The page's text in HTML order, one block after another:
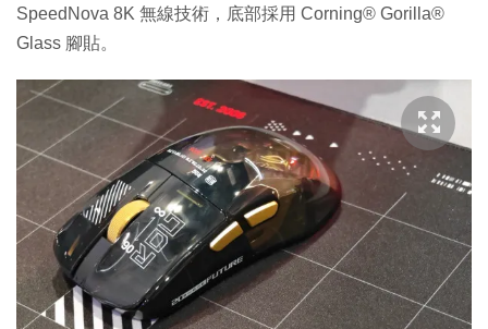
SpeedNova 8K 無線技術，底部採用 Corning® Gorilla®
Glass 腳貼。